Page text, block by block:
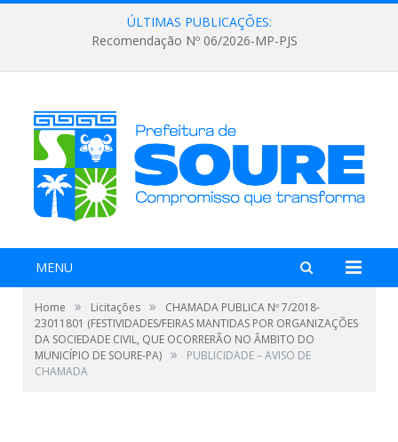
ÚLTIMAS PUBLICAÇÕES:
Recomendação Nº 06/2026-MP-PJS
MENU
Home » Licitações »
CHAMADA PUBLICA Nº 7/2018-
23011801 (FESTIVIDADES/FEIRAS MANTIDAS POR ORGANIZAÇÕES
DA SOCIEDADE CIVIL, QUE OCORRERÃO NO ÂMBITO DO
MUNICÍPIO DE SOURE-PA) »
PUBLICIDADE – AVISO DE
CHAMADA